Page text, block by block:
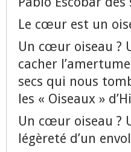
Le cœur est un
Un cœur oiseau ?
cacher
secs qui nous
les « Oiseaux »
Un cœur oiseau ?
légèreté d’un